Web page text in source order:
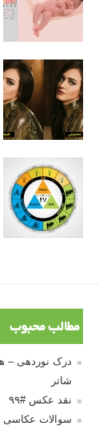
مطالب محبوب
شاتر
نقد عکس #۹۹
سوالات عکاسی